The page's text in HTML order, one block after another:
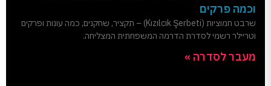
וכמה פרקים
שרבט חמוציות (Kızılcık Şerbeti) – תקציר, שחקנים, כמה עונות ופרקים
וטריילר רשמי לסדרת הדרמה המשפחתית המצליחה.
מעבר לסדרה »